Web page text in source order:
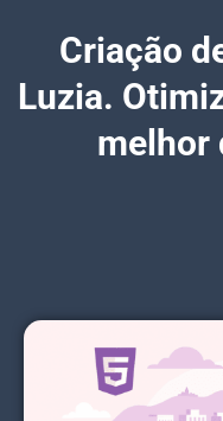
Criação
Luzia.
melhor